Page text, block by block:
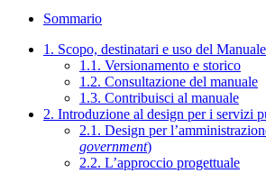
Sommario
1. Scopo, destinatari e uso del
1.1. Versionamento e storico
1.2. Consultazione del manuale
1.3. Contribuisci al manuale
2. Introduzione al design per i servizi
2.1. Design per
government)
2.2. L’approccio progettuale